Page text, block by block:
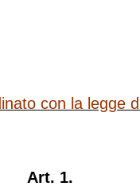
con la legge
Art. 1.